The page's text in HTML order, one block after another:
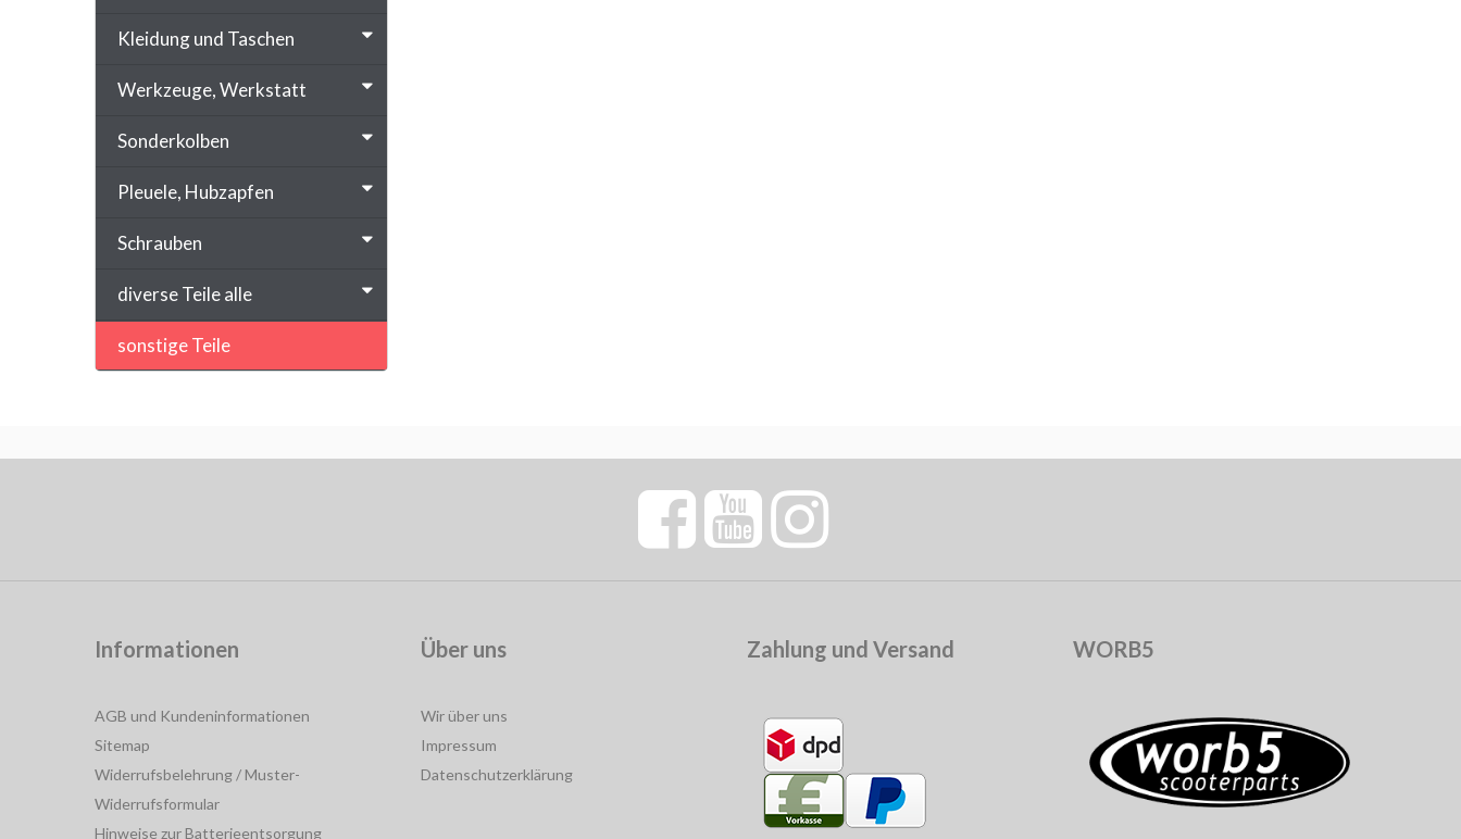
Kleidung und Taschen
Werkzeuge, Werkstatt
Sonderkolben
Pleuele, Hubzapfen
Schrauben
diverse Teile alle
sonstige Teile
Informationen
AGB und Kundeninformationen
Sitemap
Widerrufsbelehrung / Muster-
Widerrufsformular
Hinweise zur Batterieentsorgung
Über uns
Wir über uns
Impressum
Datenschutzerklärung
Zahlung und Versand WORB5